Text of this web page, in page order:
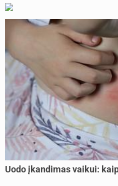
Uodo įkandimas vaikui: